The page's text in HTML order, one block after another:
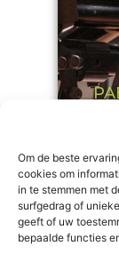
Om de beste
cookies om
in te stemmen met
surfgedrag of
geeft of uw
bepaalde functies